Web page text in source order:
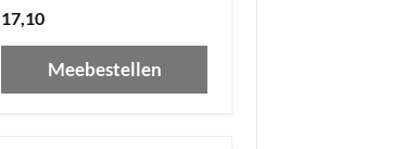
17,10
Meebestellen